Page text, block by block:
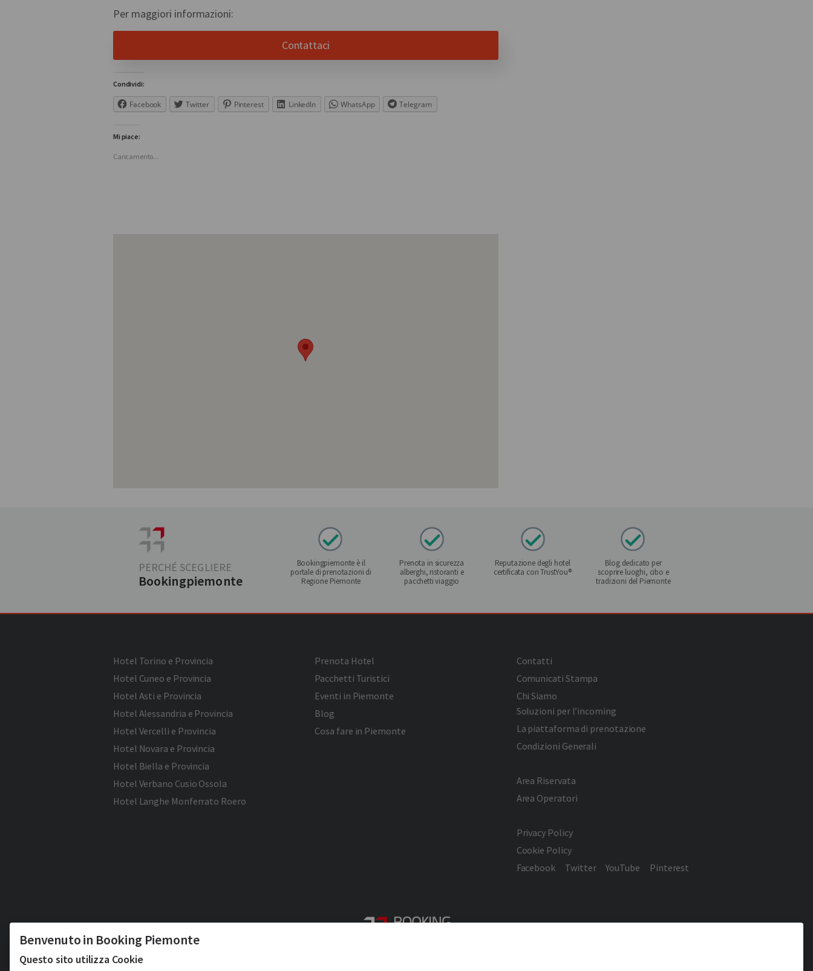
Per maggiori informazioni:
Contattaci
Condividi:
Facebook Twitter Pinterest LinkedIn WhatsApp Telegram
Mi piace:
Caricamento...
PERCHÉ SCEGLIERE
Bookingpiemonte
Bookingpiemonte è il
portale di prenotazioni di
Regione Piemonte
Prenota in sicurezza
alberghi, ristoranti e
pacchetti viaggio
Reputazione degli hotel
certificata con TrustYou®
Blog dedicato per
scoprire luoghi, cibo e
tradizioni del Piemonte
Hotel Torino e Provincia
Hotel Cuneo e Provincia
Hotel Asti e Provincia
Hotel Alessandria e Provincia
Hotel Vercelli e Provincia
Hotel Novara e Provincia
Hotel Biella e Provincia
Hotel Verbano Cusio Ossola
Hotel Langhe Monferrato Roero
Prenota Hotel
Pacchetti Turistici
Eventi in Piemonte
Blog
Cosa fare in Piemonte
Contatti
Comunicati Stampa
Chi Siamo
Soluzioni per l’incoming
La piattaforma di prenotazione
Condizioni Generali
Area Riservata
Area Operatori
Privacy Policy
Cookie Policy
Facebook
Twitter YouTube Pinterest
Benvenuto in Booking Piemonte
Questo sito utilizza Cookie